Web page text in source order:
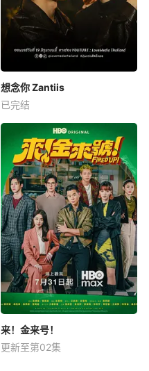
想念你 Zantiis
已完结
来！金来号！
更新至第02集